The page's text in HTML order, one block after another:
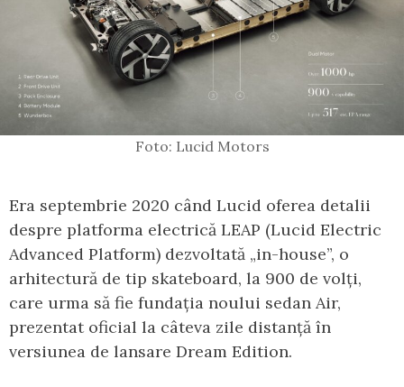
Foto: Lucid Motors
Era septembrie 2020 când Lucid oferea detalii
despre platforma electrică LEAP (Lucid Electric
Advanced Platform) dezvoltată „in-house”, o
arhitectură de tip skateboard, la 900 de volți,
care urma să fie fundația noului sedan Air,
prezentat oficial la câteva zile distanță în
versiunea de lansare Dream Edition.